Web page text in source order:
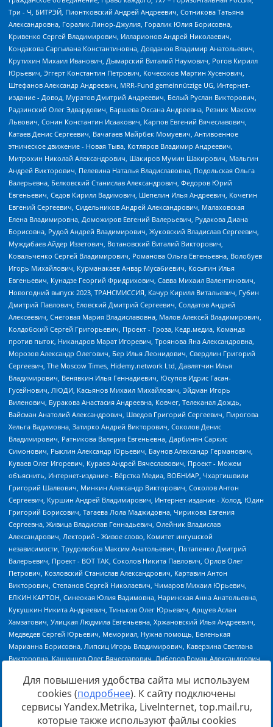
Источник:https://minjust.gov.ru/uploaded/files/reestr-
inostrannyih-agentov-22-03-2024.pdfданные на22.03.2024
Для повышения удобства сайта мы используем
cookies (подробнее). К сайту подключены
сервисы Yandex.Metrika, LiveInternet, top.mail.ru,
которые также используют файлы cookies